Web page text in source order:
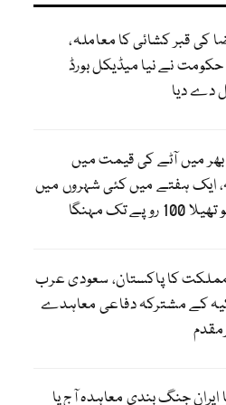
کی قبر کشائی کا معاملہ،
نے نیا میڈیکل بورڈ
دے دیا
میں آٹے کی قیمت میں
ایک ہفتے میں کئی شہروں میں
کا پاکستان، سعودی عرب
کے مشترکہ دفاعی معاہدے
ایران جنگ بندی معاہدہ آج یا